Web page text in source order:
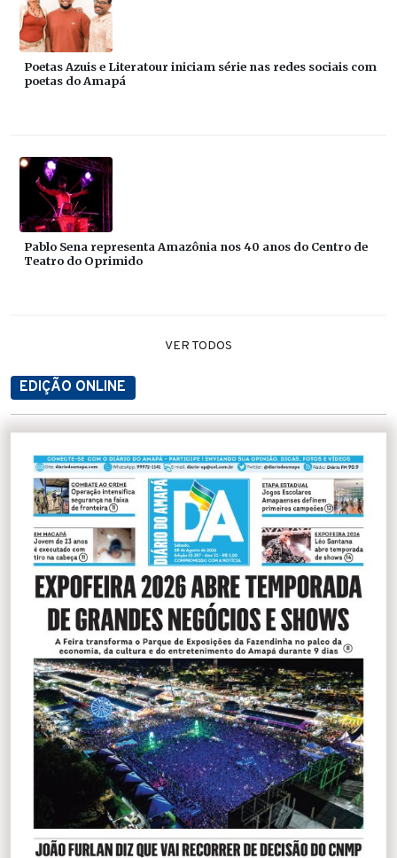
Poetas Azuis e Literatour iniciam série nas redes sociais com
poetas do Amapá
Pablo Sena representa Amazônia nos 40 anos do Centro de
Teatro do Oprimido
VER TODOS
EDIÇÃO ONLINE